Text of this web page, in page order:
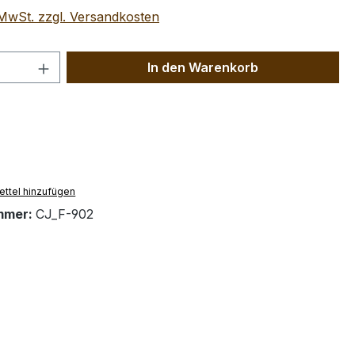
zzgl. Versandkosten
Anzahl: Gib den gewünschten Wert
In den Warenkorb
hinzufügen
CJ_F-902